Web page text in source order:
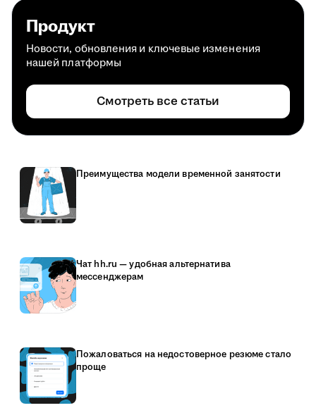
Продукт
Новости, обновления и ключевые изменения
нашей платформы
Смотреть все статьи
Преимущества модели временной занятости
Чат hh.ru — удобная альтернатива
мессенджерам
Пожаловаться на недостоверное резюме стало
проще